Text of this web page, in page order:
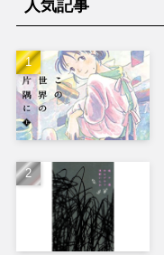
人気記事